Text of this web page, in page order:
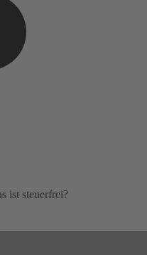
ist steuerfrei?